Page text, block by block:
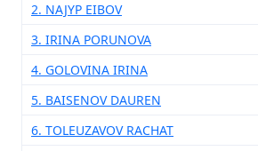
2. NAJYP EIBOV
3. IRINA PORUNOVA
4. GOLOVINA IRINA
5. BAISENOV DAUREN
6. TOLEUZAVOV RACHAT